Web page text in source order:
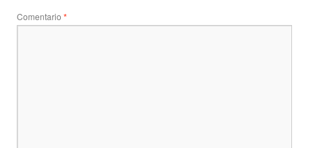
Comentario *